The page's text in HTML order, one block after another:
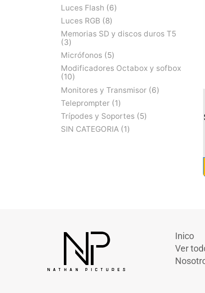
Luces Flash
6
Luces RGB
8
Memorias SD y discos duros T5
3
Micrófonos
5
Modificadores Octabox y sofbox
10
Monitores y Transmisor
6
Teleprompter
1
Trípodes y Soportes
5
SIN CATEGORIA
1
Inico
Ver